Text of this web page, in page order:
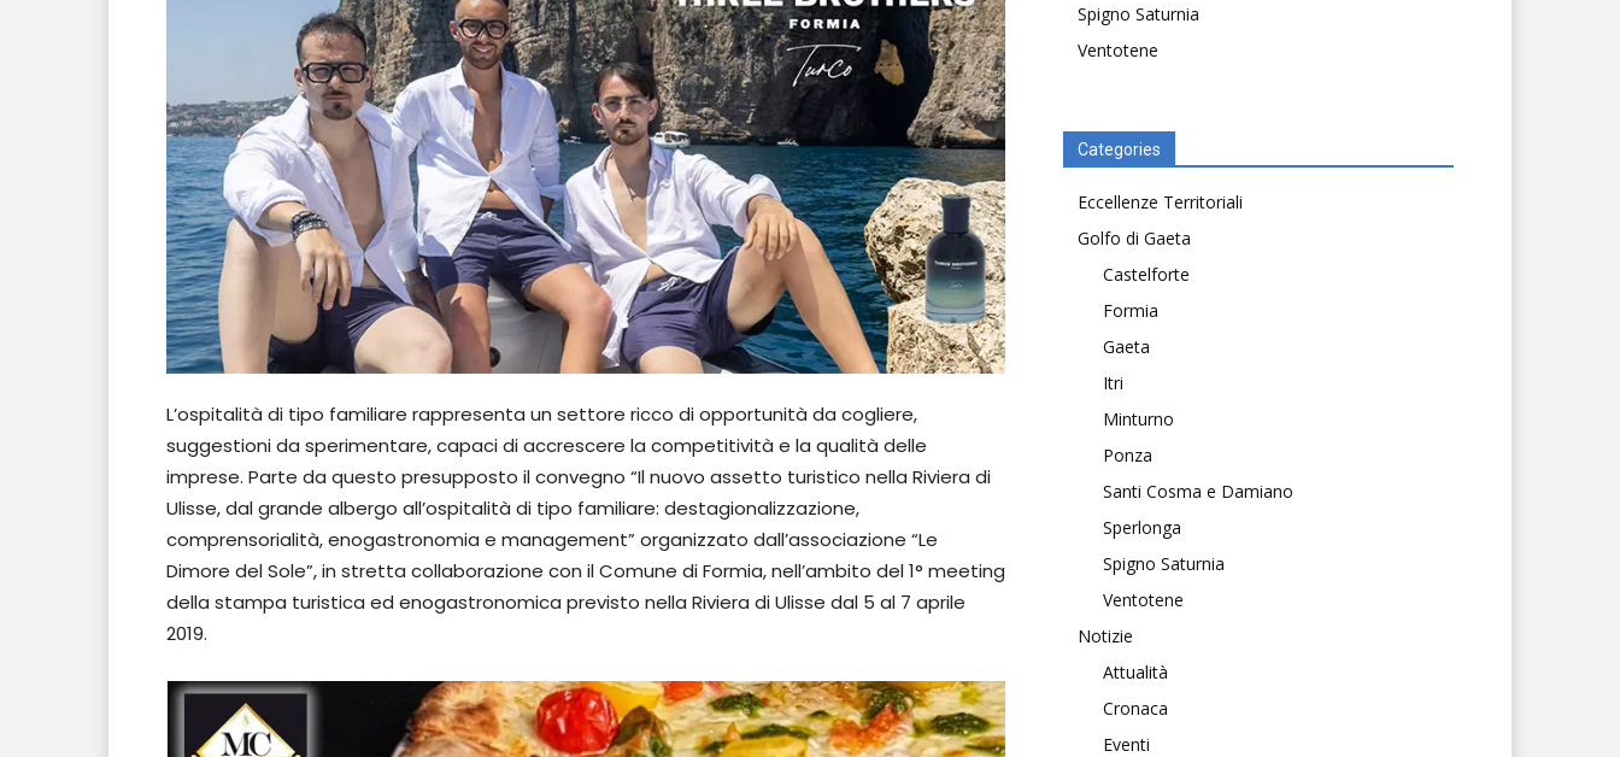
L’ospitalità di tipo familiare rappresenta un settore ricco di opportunità da cogliere,
suggestioni da sperimentare, capaci di accrescere la competitività e la qualità delle
imprese. Parte da questo presupposto il convegno “Il nuovo assetto turistico nella Riviera di
Ulisse, dal grande albergo all’ospitalità di tipo familiare: destagionalizzazione,
comprensorialità, enogastronomia e management” organizzato dall’associazione “Le
Dimore del Sole”, in stretta collaborazione con il Comune di Formia, nell’ambito del 1° meeting
della stampa turistica ed enogastronomica previsto nella Riviera di Ulisse dal 5 al 7 aprile
2019.
Spigno Saturnia
Ventotene
Categories
Eccellenze Territoriali
Golfo di Gaeta
Castelforte
Formia
Gaeta
Itri
Minturno
Ponza
Santi Cosma e Damiano
Sperlonga
Spigno Saturnia
Ventotene
Notizie
Attualità
Cronaca
Eventi